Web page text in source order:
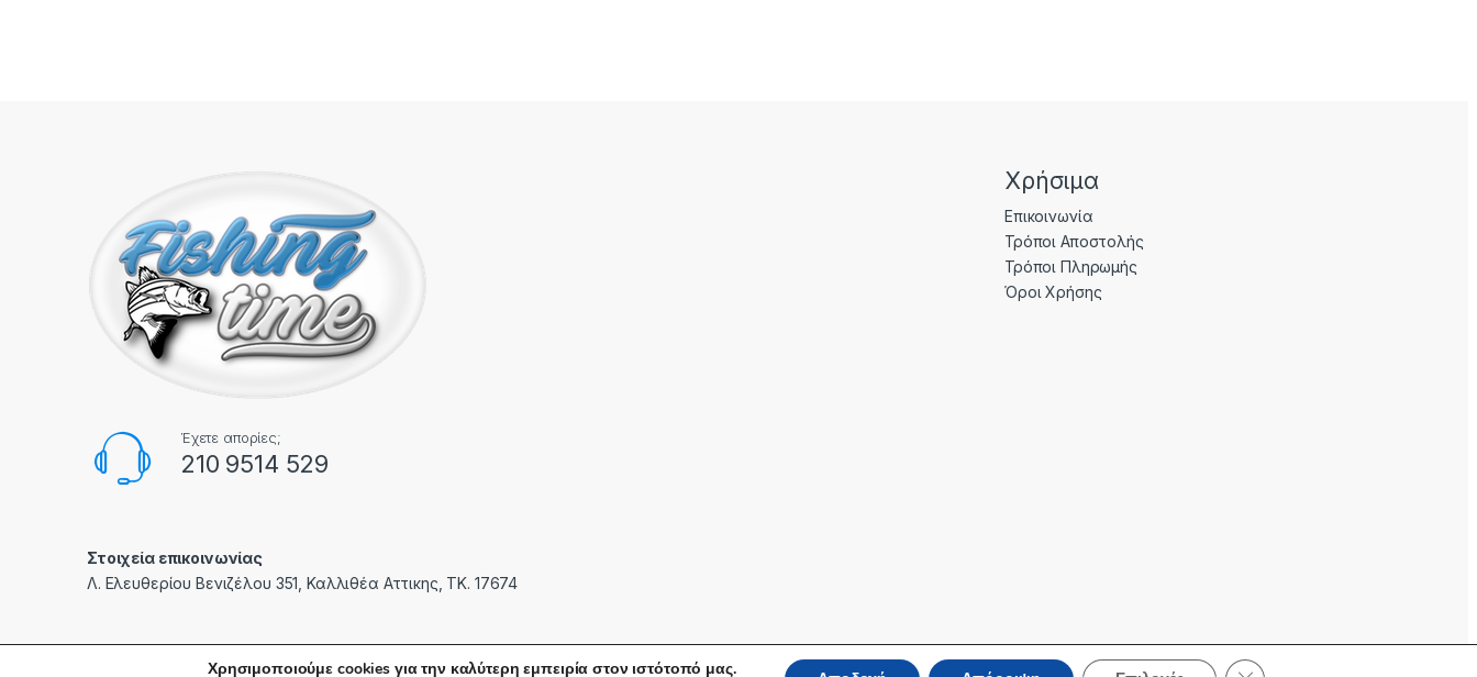
Έχετε απορίες;
210 9514 529
Στοιχεία επικοινωνίας
Λ. Ελευθερίου Βενιζέλου 351, Καλλιθέα Αττικης, ΤΚ. 17674
Χρήσιμα
Επικοινωνία
Τρόποι Αποστολής
Τρόποι Πληρωμής
Όροι Χρήσης
Χρησιμοποιούμε cookies για την καλύτερη εμπειρία στον ιστότοπό μας. Κλείσιμο του Cookie banner για